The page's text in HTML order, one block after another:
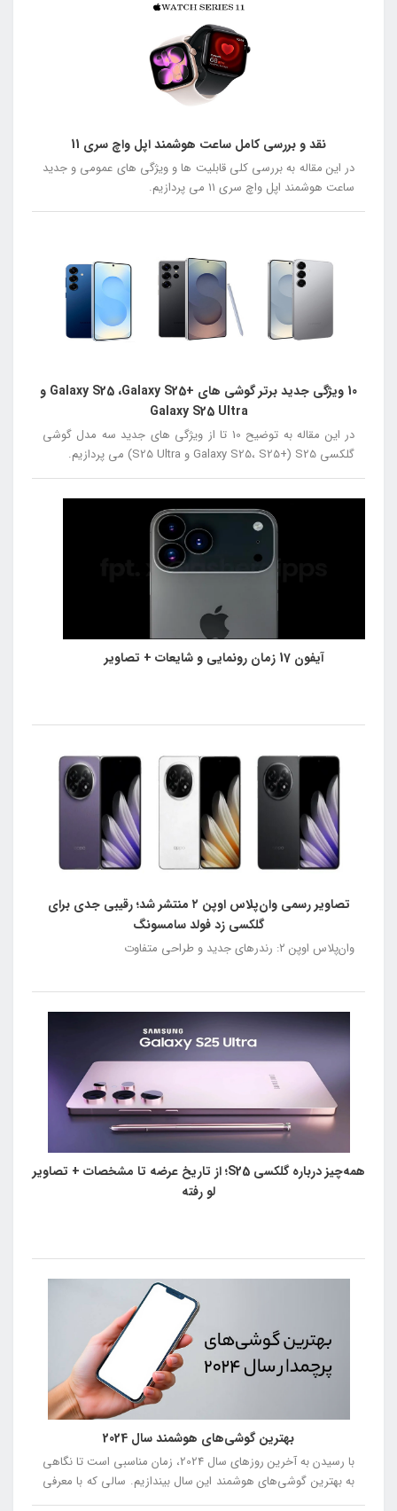
نقد و بررسی کامل ساعت هوشمند اپل واچ سری 11
در این مقاله به بررسی کلی قابلیت ها و ویژگی های عمومی و جدید
ساعت هوشمند اپل واچ سری 11 می پردازیم.
10 ویژگی جدید برتر گوشی های +Galaxy S25 ،Galaxy S25 و
Galaxy S25 Ultra
در این مقاله به توضیح 10 تا از ویژگی های جدید سه مدل گوشی
گلکسی S25 (+Galaxy S25، S25 و S25 Ultra) می پردازیم.
آیفون 17 زمان رونمایی و شایعات + تصاویر
تصاویر رسمی وان‌پلاس اوپن ۲ منتشر شد؛ رقیبی جدی برای
گلکسی زد فولد سامسونگ
وان‌پلاس اوپن ۲: رندرهای جدید و طراحی متفاوت
همه‌چیز درباره گلکسی S25؛ از تاریخ عرضه تا مشخصات + تصاویر
لو رفته
بهترین گوشی‌های هوشمند سال 2024
با رسیدن به آخرین روزهای سال 2024، زمان مناسبی است تا نگاهی
به بهترین گوشی‌های هوشمند این سال بیندازیم. سالی که با معرفی
مدل‌های جدید و نوآورانه، دنیای فناوری را تحت تأثیر قرار داد. از